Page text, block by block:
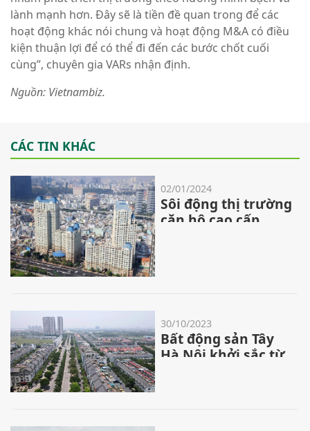
lành mạnh hơn. Đây sẽ là tiền đề quan trong để các
hoạt động khác nói chung và hoạt động M&A có điều
kiện thuận lợi để có thể đi đến các bước chốt cuối
cùng”, chuyên gia VARs nhận định.
Nguồn: Vietnambiz.
CÁC TIN KHÁC
02/01/2024
Sôi động thị trường
căn hộ cao cấp
30/10/2023
Bất động sản Tây
Hà Nội khởi sắc từ